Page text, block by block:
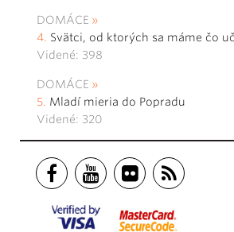
DOMÁCE
Svätci, od ktorých sa máme čo
Videné: 398
DOMÁCE
Mladí mieria do Popradu
Videné: 320